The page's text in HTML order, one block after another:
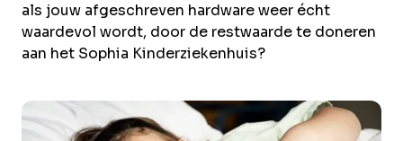
als jouw afgeschreven hardware weer écht
waardevol wordt, door de restwaarde te doneren
aan het Sophia Kinderziekenhuis?